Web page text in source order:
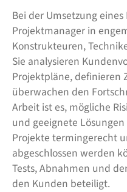
Bei der Umsetzung
Projektmanager in
Konstrukteuren,
Sie analysieren
Projektpläne, definieren
überwachen den
Arbeit ist es, mögliche
und geeignete
Projekte termingerecht
abgeschlossen werden
Tests, Abnahmen und
den Kunden beteiligt.